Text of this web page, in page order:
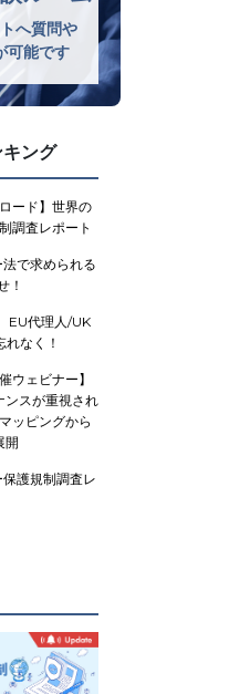
へ質問や
可能です
ング
ード】世界の
調査レポート
で求められる
！
EU代理人/UK
なく！
ウェビナー】
ンスが重視され
ッピングから
開
護規制調査レ